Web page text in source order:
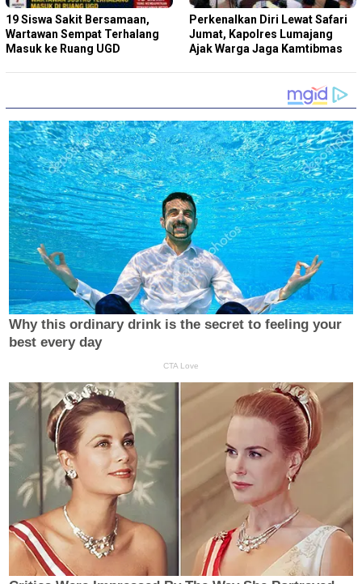
19 Siswa Sakit Bersamaan,
Wartawan Sempat Terhalang
Masuk ke Ruang UGD
Perkenalkan Diri Lewat Safari
Jumat, Kapolres Lumajang
Ajak Warga Jaga Kamtibmas